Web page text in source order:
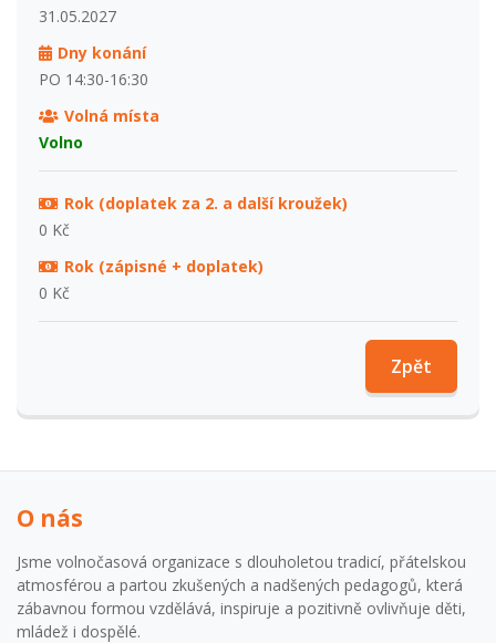
31.05.2027
Dny konání
PO 14:30-16:30
Volná místa
Volno
Rok (doplatek za 2. a další kroužek)
0 Kč
Rok (zápisné + doplatek)
0 Kč
Zpět
O nás
Jsme volnočasová organizace s dlouholetou tradicí, přátelskou
atmosférou a partou zkušených a nadšených pedagogů, která
zábavnou formou vzdělává, inspiruje a pozitivně ovlivňuje děti,
mládež i dospělé.